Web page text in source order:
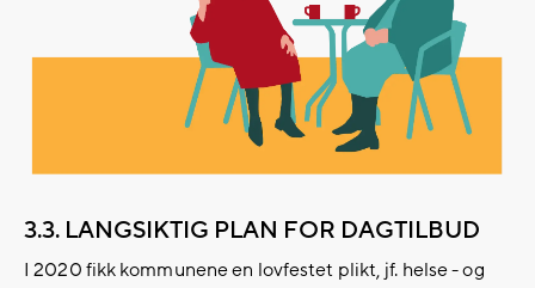
3.3. LANGSIKTIG PLAN FOR DAGTILBUD
I 2020 fikk kommunene en lovfestet plikt, jf. helse - og